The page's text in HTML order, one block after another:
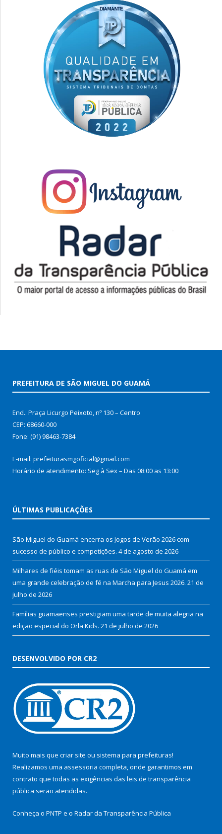
PREFEITURA DE SÃO MIGUEL DO GUAMÁ
End.: Praça Licurgo Peixoto, nº 130 – Centro
CEP: 68660-000
Fone: (91) 98463-7384
E-mail: prefeiturasmgoficial@gmail.com
Horário de atendimento: Seg à Sex – Das 08:00 as 13:00
ÚLTIMAS PUBLICAÇÕES
São Miguel do Guamá encerra os Jogos de Verão 2026 com
sucesso de público e competições. 4 de agosto de 2026
Milhares de fiéis tomam as ruas de São Miguel do Guamá em
uma grande celebração de fé na Marcha para Jesus 2026. 21 de
julho de 2026
Famílias guamaenses prestigiam uma tarde de muita alegria na
edição especial do Orla Kids. 21 de julho de 2026
DESENVOLVIDO POR CR2
Muito mais que criar site ou sistema para prefeituras!
Realizamos uma assessoria completa, onde garantimos em
contrato que todas as exigências das leis de transparência
pública serão atendidas.
Conheça o PNTP e o Radar da Transparência Pública